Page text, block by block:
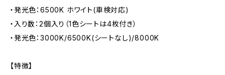
・発光色：6500K ホワイト(車検対応)
・入り数：2個入り（1色シートは4枚付き）
・発光色：3000K/6500K(シートなし)/8000K
【特徴】